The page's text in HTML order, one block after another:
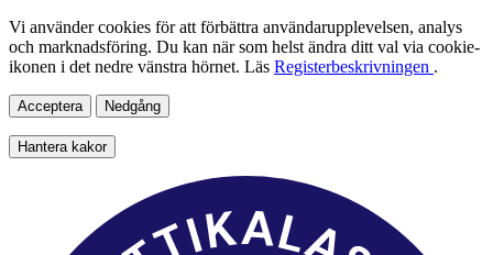
Vi använder cookies för att förbättra användarupplevelsen, analys
och marknadsföring. Du kan när som helst ändra ditt val via cookie-
ikonen i det nedre vänstra hörnet. Läs Registerbeskrivningen .
Acceptera Nedgång
Hantera kakor